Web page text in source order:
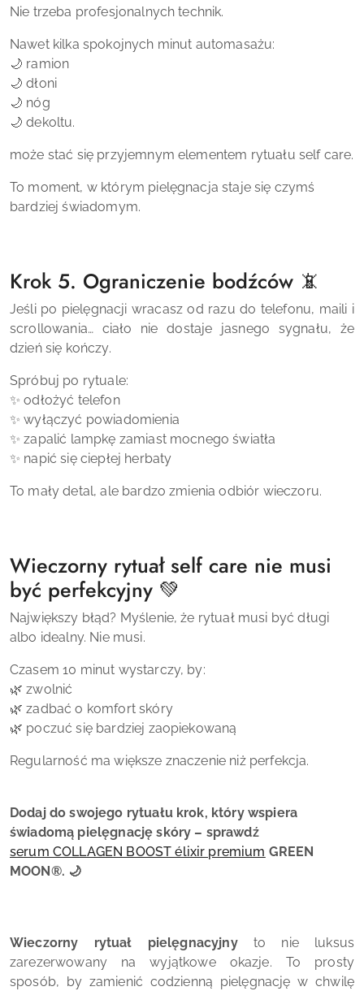
Nie trzeba profesjonalnych technik.
Nawet kilka spokojnych minut automasażu:
🌙 ramion
🌙 dłoni
🌙 nóg
🌙 dekoltu.
może stać się przyjemnym elementem rytuału self care.
To moment, w którym pielęgnacja staje się czymś
bardziej świadomym.
Krok 5. Ograniczenie bodźców 📵
Jeśli po pielęgnacji wracasz od razu do telefonu, maili i
scrollowania… ciało nie dostaje jasnego sygnału, że
dzień się kończy.
Spróbuj po rytuale:
✨ odłożyć telefon
✨ wyłączyć powiadomienia
✨ zapalić lampkę zamiast mocnego światła
✨ napić się ciepłej herbaty
To mały detal, ale bardzo zmienia odbiór wieczoru.
Wieczorny rytuał self care nie musi
być perfekcyjny 💚
Największy błąd? Myślenie, że rytuał musi być długi
albo idealny. Nie musi.
Czasem 10 minut wystarczy, by:
🌿 zwolnić
🌿 zadbać o komfort skóry
🌿 poczuć się bardziej zaopiekowaną
Regularność ma większe znaczenie niż perfekcja.
Dodaj do swojego rytuału krok, który wspiera
świadomą pielęgnację skóry – sprawdź
serum COLLAGEN BOOST élixir premium GREEN
MOON®. 🌙
Wieczorny rytuał pielęgnacyjnyto nie luksus
zarezerwowany na wyjątkowe okazje. To prosty
sposób, by zamienić codzienną pielęgnację w chwilę